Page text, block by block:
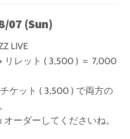
07 (Sun)
LIVE
+ リレット ( 3,500 ) ＝ 7,000
ケット ( 3,500 ) で両方の
ーダーしてくださいね。